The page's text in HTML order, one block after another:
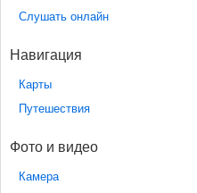
Слушать онлайн
Навигация
Карты
Путешествия
Фото и видео
Камера